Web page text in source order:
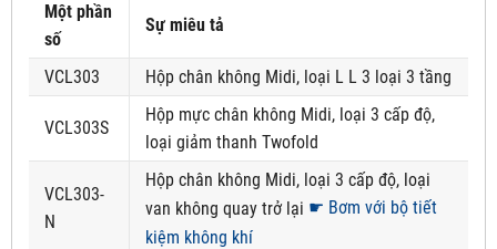
Một phần
số
Sự miêu tả
VCL303 Hộp chân không Midi, loại L L 3 loại 3 tầng
VCL303S
Hộp mực chân không Midi, loại 3 cấp độ,
loại giảm thanh Twofold
VCL303-
N
Hộp chân không Midi, loại 3 cấp độ, loại
van không quay trở lại ☛ Bơm với bộ tiết
kiệm không khí